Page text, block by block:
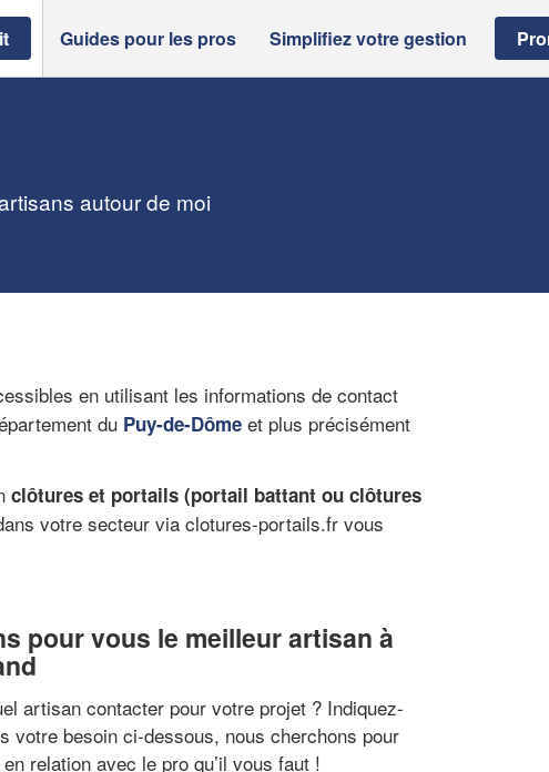
Guides pour les pros Simplifiez votre gestion
autour de moi
en utilisant les informations de contact
du Puy-de-Dôme et plus précisément
clôtures et portails (portail battant ou clôtures
votre secteur via clotures-portails.fr vous
pour vous le meilleur artisan à
artisan contacter pour votre projet ? Indiquez-
votre besoin ci-dessous, nous cherchons pour
relation avec le pro qu’il vous faut !